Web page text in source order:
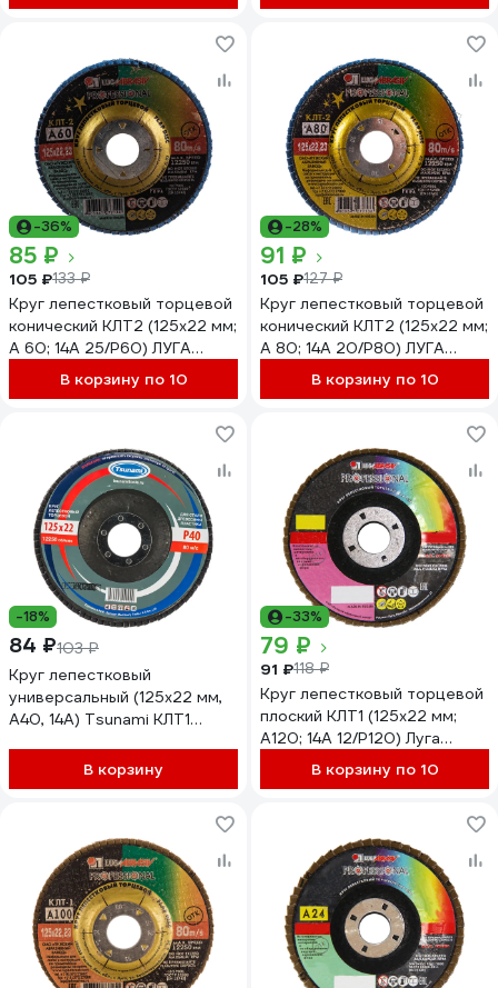
-36%
85 ₽
105 ₽133 ₽
Круг лепестковый торцевой
конический КЛТ2 (125х22 мм;
А 60; 14А 25/Р60) ЛУГА
4603347277140
В корзину по 10
-28%
91 ₽
105 ₽127 ₽
Круг лепестковый торцевой
конический КЛТ2 (125х22 мм;
А 80; 14А 20/Р80) ЛУГА
4603347277133
В корзину по 10
-18%
84 ₽103 ₽
Круг лепестковый
универсальный (125х22 мм,
А40, 14А) Tsunami КЛТ1
В корзину
-33%
79 ₽
91 ₽118 ₽
Круг лепестковый торцевой
плоский КЛТ1 (125х22 мм;
А120; 14А 12/Р120) Луга
4603347337943
В корзину по 10